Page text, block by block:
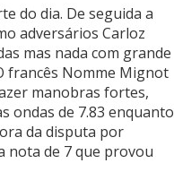
do dia. De seguida a
adversários Carloz
mas nada com grande
francês Nomme Mignot
manobras fortes,
ondas de 7.83 enquanto
da disputa por
nota de 7 que provou